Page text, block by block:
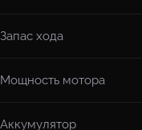
Запас хода
Мощность мотора
Аккумулятор